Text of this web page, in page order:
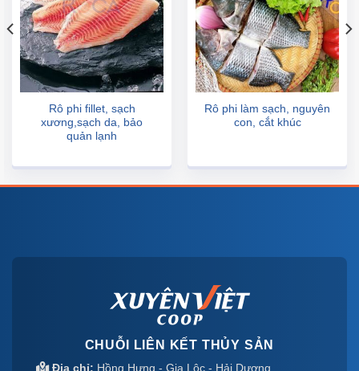
Rô phi fillet, sạch
xương,sạch da, bảo
quản lạnh
Rô phi làm sạch, nguyên
con, cắt khúc
CHUỖI LIÊN KẾT THỦY SẢN
Địa chỉ: Hồng Hưng - Gia Lộc - Hải Dương